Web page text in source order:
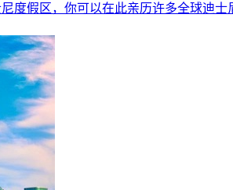
度假区，你可以在此亲历许多全球迪